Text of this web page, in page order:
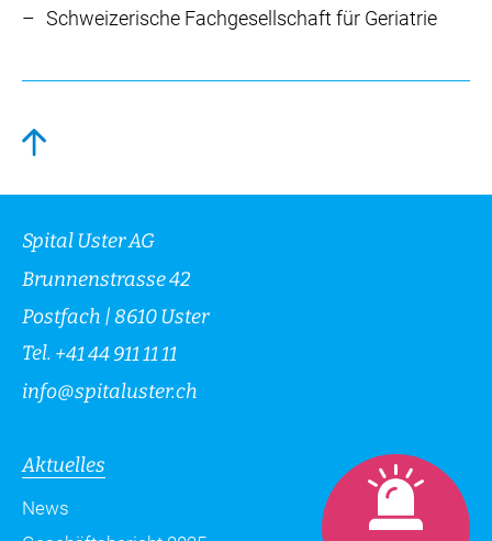
Schweizerische Fachgesellschaft für Geriatrie
Spital Uster AG
Brunnenstrasse 42
Postfach | 8610 Uster
Tel. +41 44 911 11 11
info@spitaluster.ch
Aktuelles
News